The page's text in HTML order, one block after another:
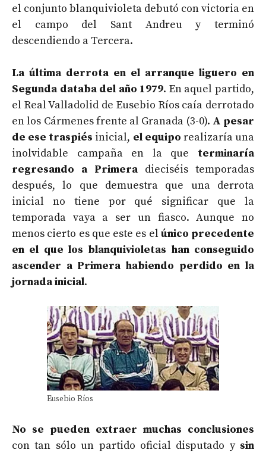
el conjunto blanquivioleta debutó con victoria en
el campo del Sant Andreu y terminó
descendiendo a Tercera.
La última derrota en el arranque liguero en
Segunda databa del año 1979. En aquel partido,
el Real Valladolid de Eusebio Ríos caía derrotado
en los Cármenes frente al Granada (3-0). A pesar
de ese traspiés inicial, el equipo realizaría una
inolvidable campaña en la que terminaría
regresando a Primera dieciséis temporadas
después, lo que demuestra que una derrota
inicial no tiene por qué significar que la
temporada vaya a ser un fiasco. Aunque no
menos cierto es que este es el único precedente
en el que los blanquivioletas han conseguido
ascender a Primera habiendo perdido en la
jornada inicial.
Eusebio Ríos
No se pueden extraer muchas conclusiones
con tan sólo un partido oficial disputado y sin